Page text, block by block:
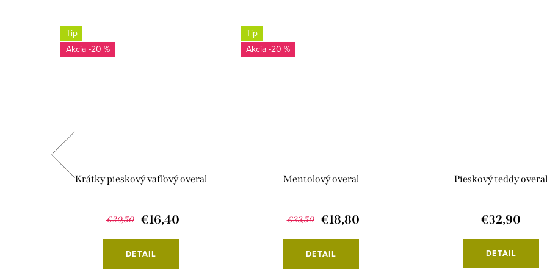
Tip
-20 %
Krátky pieskový vafľový overal
€20,50 €16,40
DETAIL
Tip
-20 %
Mentolový overal
€23,50 €18,80
DETAIL
Pieskový teddy overal
€32,90
DETAIL